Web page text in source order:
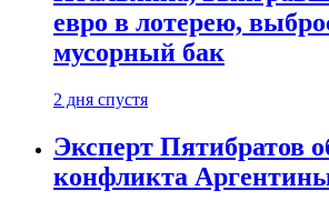
евро в лотерею,
мусорный бак
2 дня спустя
Эксперт Пятибратов
конфликта